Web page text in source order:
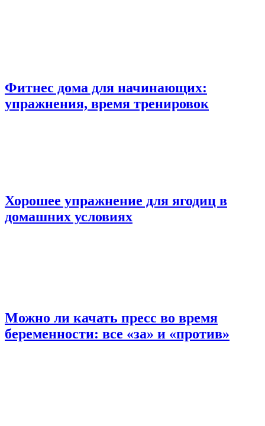
Фитнес дома для начинающих:
упражнения, время тренировок
Хорошее упражнение для ягодиц в
домашних условиях
Можно ли качать пресс во время
беременности: все «за» и «против»